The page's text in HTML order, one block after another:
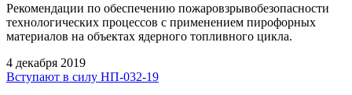
Рекомендации по обеспечению пожаровзрывобезопасности
технологических процессов с применением пирофорных
материалов на объектах ядерного топливного цикла.
4 декабря 2019
Вступают в силу НП-032-19